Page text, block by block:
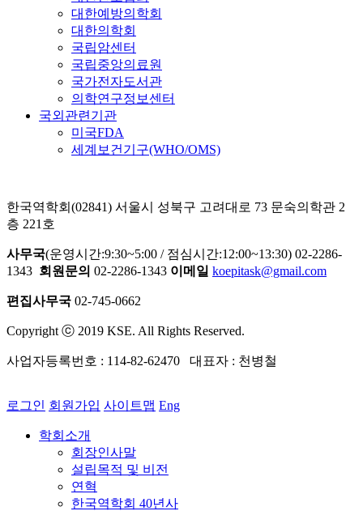
대한예방의학회
대한의학회
국립암센터
국립중앙의료원
국가전자도서관
의학연구정보센터
국외관련기관
미국FDA
세계보건기구(WHO/OMS)
한국역학회(02841) 서울시 성북구 고려대로 73 문숙의학관 2
층 221호
사무국(운영시간:9:30~5:00 / 점심시간:12:00~13:30) 02-2286-
1343 회원문의 02-2286-1343 이메일 koepitask@gmail.com
편집사무국 02-745-0662
Copyright ⓒ 2019 KSE. All Rights Reserved.
사업자등록번호 : 114-82-62470 대표자 : 천병철
로그인 회원가입 사이트맵 Eng
학회소개
회장인사말
설립목적 및 비전
연혁
한국역학회 40년사